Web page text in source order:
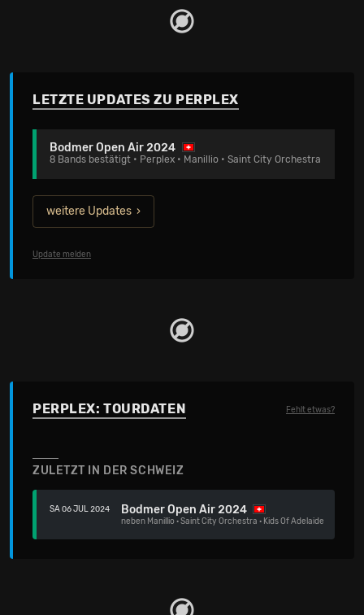
LETZTE UPDATES ZU PERPLEX
Bodmer Open Air 2024
8 Bands bestätigt • Perplex • Manillio • Saint City Orchestra
weitere Updates
Update melden
PERPLEX: TOURDATEN Fehlt etwas?
ZULETZT IN DER SCHWEIZ
SA 06 JUL 2024 Bodmer Open Air 2024
neben Manillio ·Saint City Orchestra · Kids Of Adelaide